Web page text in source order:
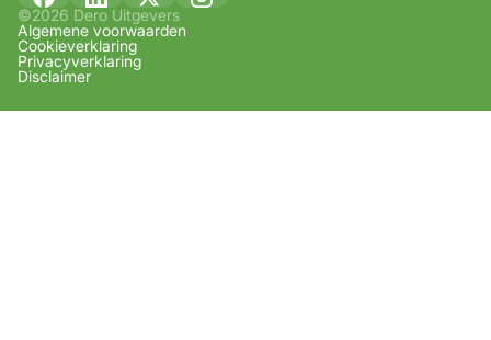
©2026 Dero Uitgevers
Algemene voorwaarden
Cookieverklaring
Privacyverklaring
Disclaimer